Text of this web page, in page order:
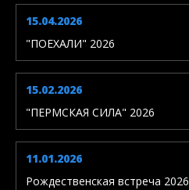
15.04.2026
"ПОЕХАЛИ" 2026
15.02.2026
"ПЕРМСКАЯ СИЛА" 2026
11.01.2026
Рождественская встреча 2026